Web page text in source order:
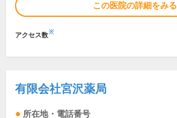
この医院の詳細をみる
アクセス数※
有限会社宮沢薬局
所在地・電話番号